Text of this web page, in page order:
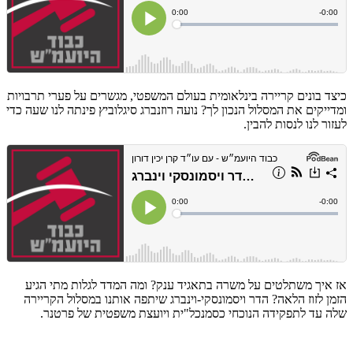
כיצד בונים קריירה בינלאומית בעולם המשפטי, מגשרים על פערי תרבויות
ומדייקים את המסלול הנכון לך? נועה רוזנברג סיגלוביץ פינתה לנו שעה כדי
לעזור לנו לנסות להבין.
אז איך משתלטים על משרה בתאגיד ענק? ומה המדד לגלות מתי הגיע
הזמן לזוז הלאה? הדר ויסמונסקי-וינברג שיתפה אותנו במסלול הקריירה
שלה עד לתפקידה הנוכחי כסמנכל"ית ויועצת משפטית של פרטנר.